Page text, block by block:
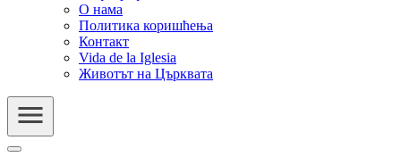
О нама
Политика коришћења
Контакт
Vida de la Iglesia
Животът на Църквата